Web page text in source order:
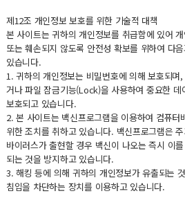
제12조 개인정보 보호를 위한 기술적 대책
본 사이트는 귀하의 개인정보를 취급함에 있어
또는 훼손되지 않도록 안전성 확보를 위하여 다
있습니다.
1. 귀하의 개인정보는 비밀번호에 의해 보호되
거나 파일 잠금기능(Lock)을 사용하여 중요한
보호되고 있습니다.
2. 본 사이트는 백신프로그램을 이용하여 컴퓨터
위한 조치를 취하고 있습니다. 백신프로그램은
바이러스가 출현할 경우 백신이 나오는 즉시 이
되는 것을 방지하고 있습니다.
3. 해킹 등에 의해 귀하의 개인정보가 유출되는
침입을 차단하는 장치를 이용하고 있습니다.